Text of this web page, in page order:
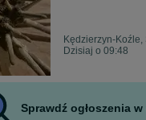
Kędzierzyn-Koźle,
Dzisiaj o 09:48
Sprawdź ogłoszenia